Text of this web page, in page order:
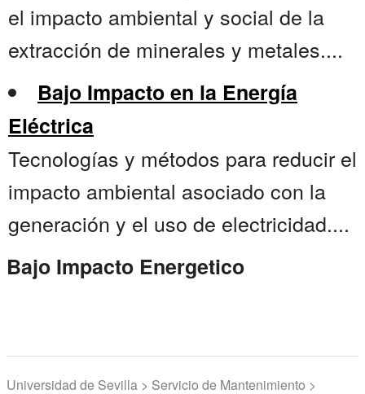
el impacto ambiental y social de la
extracción de minerales y metales....
Bajo Impacto en la Energía
Eléctrica
Tecnologías y métodos para reducir el
impacto ambiental asociado con la
generación y el uso de electricidad....
Bajo Impacto Energetico
Universidad de Sevilla > Servicio de Mantenimiento >